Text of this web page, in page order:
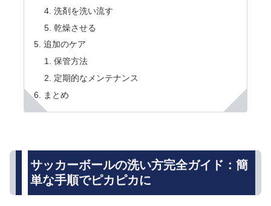
洗剤を洗い流す
乾燥させる
追加のケア
保管方法
定期的なメンテナンス
まとめ
サッカーボールの洗い方完全ガイド：簡
単な手順でピカピカに